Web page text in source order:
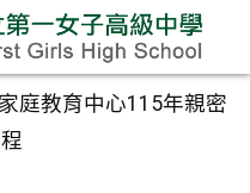
家庭教育中心115年親密